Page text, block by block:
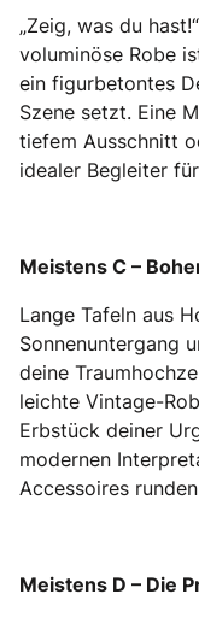
„Zeig, was du
voluminöse Robe
ein figurbetontes
Szene setzt. Eine
tiefem Ausschnitt
idealer Begleiter
Meistens C –
Lange Tafeln aus
Sonnenuntergang
deine
leichte Vintage-
Erbstück deiner
modernen
Accessoires
Meistens D – Die